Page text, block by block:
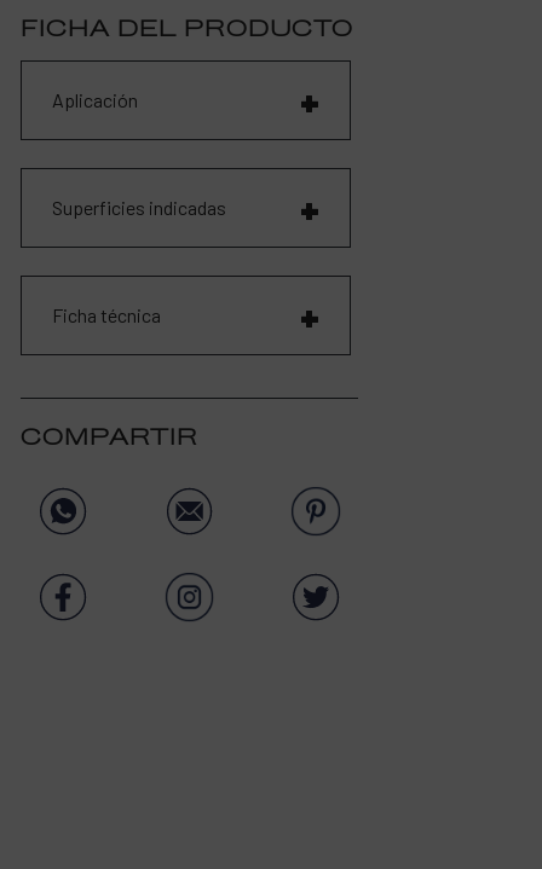
FICHA DEL PRODUCTO
Aplicación
Superficies indicadas
Ficha técnica
COMPARTIR